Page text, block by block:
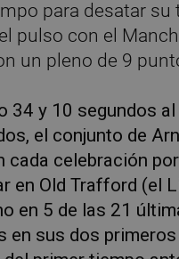
para desatar su
pulso con el
un pleno de 9
34 y 10 segundos
el conjunto de
cada celebración
en Old Trafford (el
en 5 de las 21
en sus dos